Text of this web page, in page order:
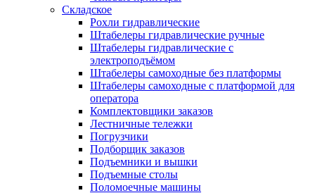
Складское
Рохли гидравлические
Штабелеры гидравлические ручные
Штабелеры гидравлические с
электроподъёмом
Штабелеры самоходные без платформы
Штабелеры самоходные с платформой для
оператора
Комплектовщики заказов
Лестничные тележки
Погрузчики
Подборщик заказов
Подъемники и вышки
Подъемные столы
Поломоечные машины